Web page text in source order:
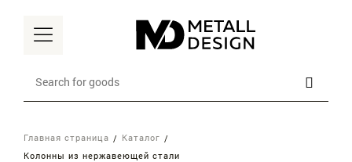
Главная страница
Каталог
Колонны из нержавеющей стали
Главная